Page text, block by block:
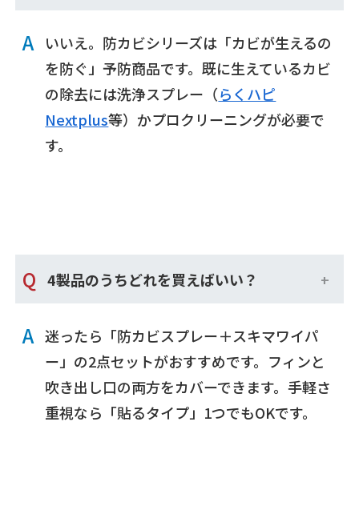
A
いいえ。防カビシリーズは「カビが生えるの
を防ぐ」予防商品です。既に生えているカビ
の除去には洗浄スプレー（らくハピ
Nextplus等）かプロクリーニングが必要で
す。
Q 4製品のうちどれを買えばいい？
A 迷ったら「防カビスプレー＋スキマワイパ
ー」の2点セットがおすすめです。フィンと
吹き出し口の両方をカバーできます。手軽さ
重視なら「貼るタイプ」1つでもOKです。